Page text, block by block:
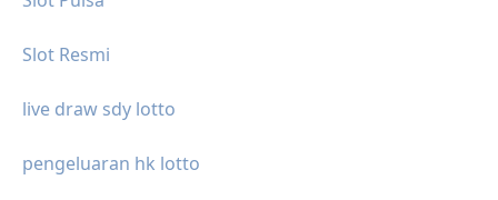
Slot Resmi
live draw sdy lotto
pengeluaran hk lotto